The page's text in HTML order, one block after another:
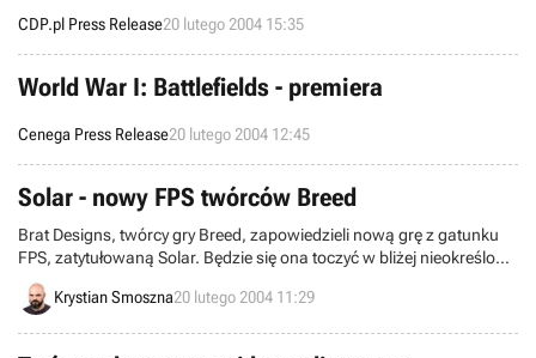
CDP.pl Press Release20 lutego 2004 15:35
World War I: Battlefields - premiera
Cenega Press Release20 lutego 2004 12:45
Solar - nowy FPS twórców Breed
Brat Designs, twórcy gry Breed, zapowiedzieli nową grę z gatunku
FPS, zatytułowaną Solar. Będzie się ona toczyć w bliżej nieokreślonej
przyszłości, na dwóch planetach Układu Słonecznego: Ziemii i
Marsie, oraz Księżycu.
Krystian Smoszna20 lutego 2004 11:29